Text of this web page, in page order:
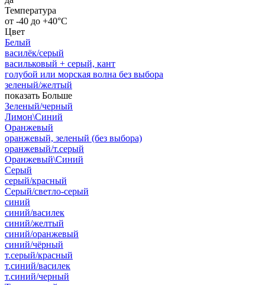
Температура
от -40 до +40°C
Цвет
Белый
василёк/серый
васильковый + серый, кант
голубой или морская волна без выбора
зеленый/желтый
показать Больше
Зеленый/черный
Лимон\Синий
Оранжевый
оранжевый, зеленый (без выбора)
оранжевый/т.серый
Оранжевый\Синий
Серый
серый/красный
Серый/светло-серый
синий
синий/василек
синий/желтый
синий/оранжевый
синий/чёрный
т.серый/красный
т.синий/василек
т.синий/черный